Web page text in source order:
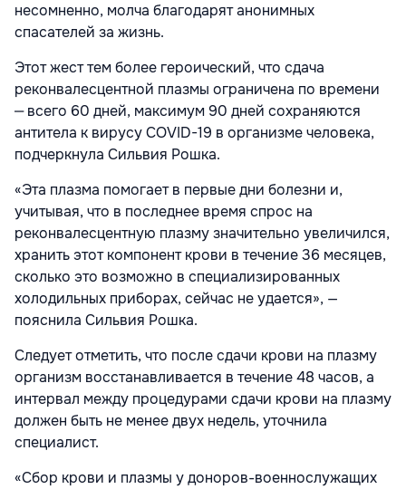
несом­ненно, молча благодарят анонимных
спасателей за жизнь.
Этот жест тем более героический, что сдача
реконвалесцентной плазмы огра­ничена по времени
‒ всего 60 дней, максимум 90 дней сохраняются
антитела к вирусу COVID-19 в организме человека,
подчеркнула Сильвия Рошка.
«Эта плазма помогает в первые дни болезни и,
учитывая, что в послед­нее время спрос на
реконвалесцентную плазму значительно увеличился,
хранить этот компонент крови в течение 36 меся­цев,
сколько это возможно в специализи­рованных
холодильных приборах, сейчас не удается», —
пояснила Сильвия Рошка.
Следует отметить, что после сдачи крови на плазму
организм восстанавливается в течение 48 часов, а
интервал между процедурами сдачи крови на плазму
должен быть не менее двух недель, уточнила
специалист.
«Сбор крови и плазмы у доноров-военнослужащих